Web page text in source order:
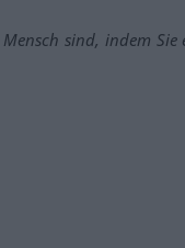
sind, indem